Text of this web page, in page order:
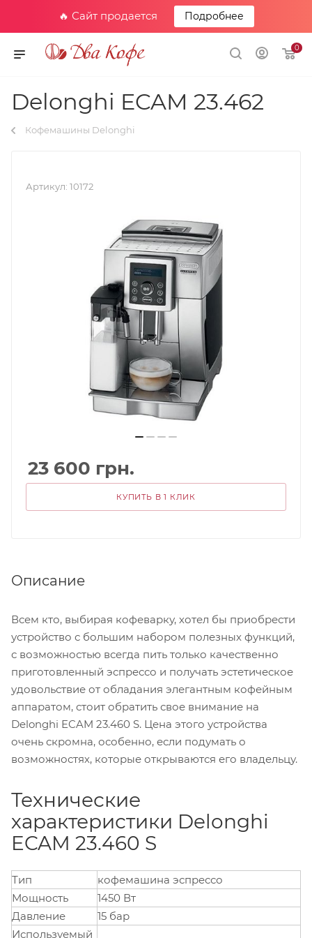
🔥 Сайт продается Подробнее
0
Delonghi ECAM 23.462
Кофемашины Delonghi
Артикул: 10172
23 600 грн.
КУПИТЬ В 1 КЛИК
Описание
Всем кто, выбирая кофеварку, хотел бы приобрести
устройство с большим набором полезных функций,
с возможностью всегда пить только качественно
приготовленный эспрессо и получать эстетическое
удовольствие от обладания элегантным кофейным
аппаратом, стоит обратить свое внимание на
Delonghi ECAM 23.460 S. Цена этого устройства
очень скромна, особенно, если подумать о
возможностях, которые открываются его владельцу.
Технические
характеристики Delonghi
ECAM 23.460 S
Тип
кофемашина эспрессо
Мощность
1450 Вт
Давление
15 бар
Используемый